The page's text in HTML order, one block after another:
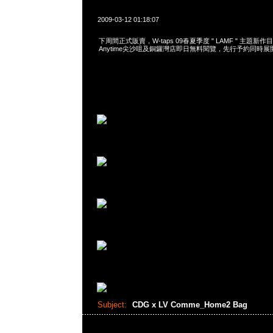
2009-03-12 01:18:07
下周間正式販賣，W-taps 09春夏季度 " LAMF " 主題新作
Anytime尖沙咀及銅鑼灣店即日無料閱覽，先行予約同時展
Subject: CDG x LV Comme_Home2 Bag